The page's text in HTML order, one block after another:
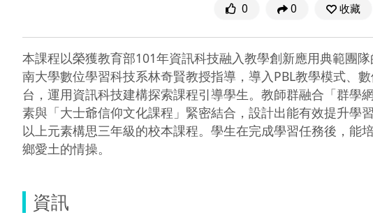
0 0 收藏
本課程以榮獲教育部101年資訊科技融入教學創新應用典範團
南大學數位學習科技系林奇賢教授指導，導入PBL教學模式、
台，運用資訊科技建構探索課程引導學生。教師群融合「群學
素與「大士爺信仰文化課程」緊密結合，設計出能有效提升學
以上元素構思三年級的校本課程。學生在完成學習任務後，
鄉愛土的情操。
資訊